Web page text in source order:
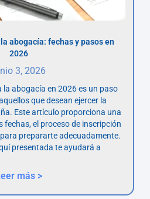
abogacía: fechas y pasos en
2026
3, 2026
la abogacía en 2026 es un paso
que desean ejercer la
Este artículo proporciona una
fechas, el proceso de inscripción
prepararte adecuadamente.
presentada te ayudará a
más >